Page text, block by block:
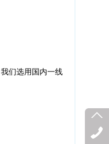
们选用国内一线